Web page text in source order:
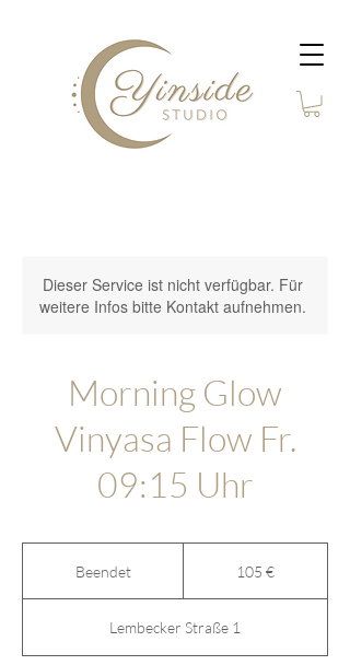
Dieser Service ist nicht verfügbar. Für
weitere Infos bitte Kontakt aufnehmen.
Morning Glow
Vinyasa Flow Fr.
09:15 Uhr
Beendet
n
d
105 €
Lembecker Straße 1